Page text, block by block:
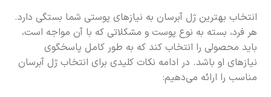
انتخاب بهترین ژل آبرسان به نیازهای پوستی شما بستگی دارد.
هر فرد، بسته به نوع پوست و مشکلاتی که با آن مواجه است،
باید محصولی را انتخاب کند که به طور کامل پاسخگوی
نیازهای او باشد. در ادامه نکات کلیدی برای انتخاب ژل آبرسان
مناسب را ارائه می‌دهیم: